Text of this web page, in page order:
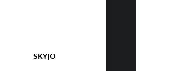
SKYJO